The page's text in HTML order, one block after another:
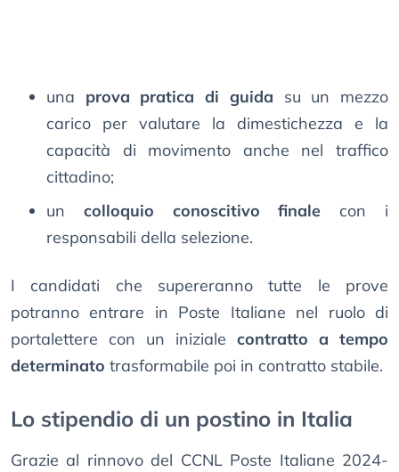
una prova pratica di guida su un mezzo
carico per valutare la dimestichezza e la
capacità di movimento anche nel traffico
cittadino;
un colloquio conoscitivo finale con i
responsabili della selezione.
I candidati che supereranno tutte le prove
potranno entrare in Poste Italiane nel ruolo di
portalettere con un iniziale contratto a tempo
determinato trasformabile poi in contratto stabile.
Lo stipendio di un postino in Italia
Grazie al rinnovo del CCNL Poste Italiane 2024-